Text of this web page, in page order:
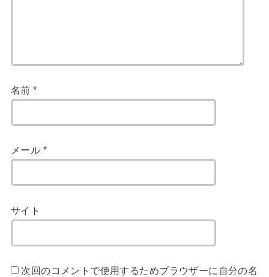
名前*
メール *
サイト
次回のコメントで使用するためブラウザーに自分の名